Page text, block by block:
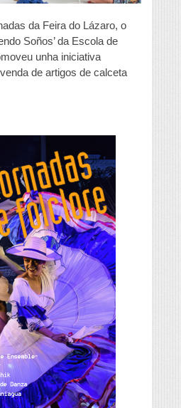
da Feira do Lázaro, o
Soños’ da Escola de
unha iniciativa
de artigos de calceta